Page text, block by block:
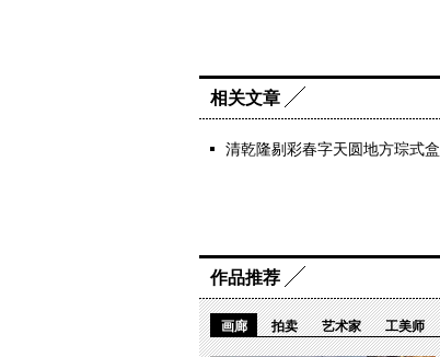
相关文章
清乾隆剔彩春字天圆地方琮式盒
作品推荐
画廊 拍卖 艺术家 工美师